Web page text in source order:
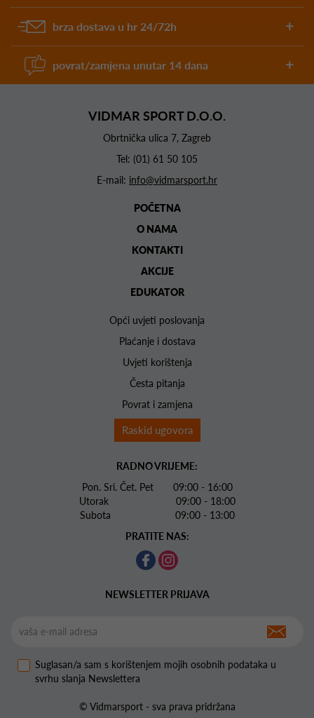
brza dostava u hr 24/72h
povrat/zamjena unutar 14 dana
VIDMAR SPORT D.O.O.
Obrtnička ulica 7, Zagreb
Tel: (01) 61 50 105
E-mail: info@vidmarsport.hr
POČETNA
O NAMA
KONTAKTI
AKCIJE
EDUKATOR
Opći uvjeti poslovanja
Plaćanje i dostava
Uvjeti korištenja
Česta pitanja
Povrat i zamjena
Raskid ugovora
RADNO VRIJEME:
Pon. Sri. Čet. Pet 09:00 - 16:00
Utorak 09:00 - 18:00
Subota 09:00 - 13:00
PRATITE NAS:
NEWSLETTER PRIJAVA
Suglasan/a sam s korištenjem mojih osobnih podataka u
svrhu slanja Newslettera
© Vidmarsport - sva prava pridržana